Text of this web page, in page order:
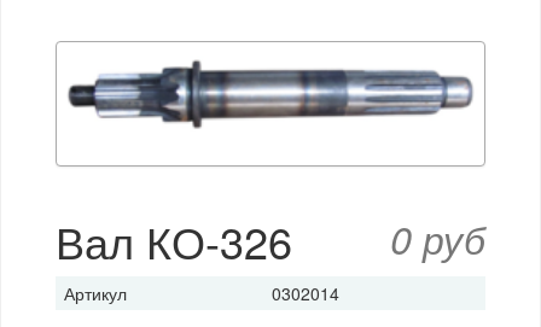
Вал КО-326 0 руб
Артикул 0302014